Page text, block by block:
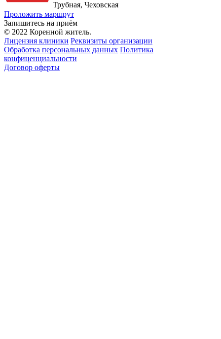
Трубная, Чеховская
Проложить маршрут
Запишитесь на приём
© 2022 Коренной житель.
Лицензия клиники Реквизиты организации
Обработка персональных данных Политика
конфиценциальности
Договор оферты